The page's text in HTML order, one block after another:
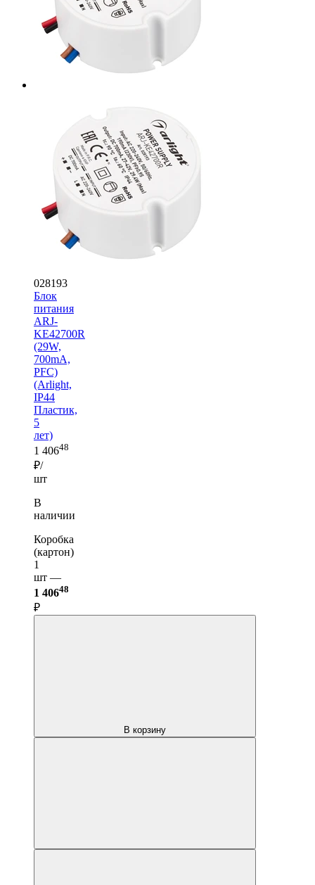
028193
Блок
питания
ARJ-
KE42700R
(29W,
700mA,
PFC)
(Arlight,
IP44
Пластик,
5
лет)
1 40648
₽/
шт
В
наличии
Коробка
(картон)
1
шт —
1 40648
₽
В корзину